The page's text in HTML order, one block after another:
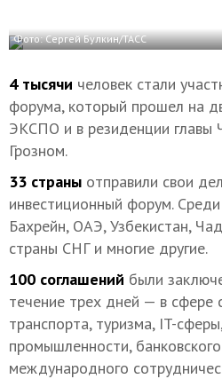
Фото: Сергей Булкин/ТАСС
4 тысячи человек стали
форума, который прошел на
ЭКСПО и в резиденции главы
Грозном.
33 страны отправили свои
инвестиционный форум.
Бахрейн, ОАЭ, Узбекистан,
страны СНГ и многие другие.
100 соглашений были
течение трех дней — в сфере
транспорта, туризма, IT-
промышленности,
международного